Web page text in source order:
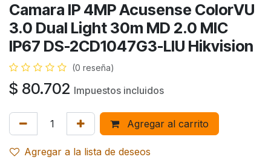
Camara IP 4MP Acusense ColorVU
3.0 Dual Light 30m MD 2.0 MIC
IP67 DS-2CD1047G3-LIU Hikvision
(0 reseña)
$ 80.702 Impuestos incluidos
Agregar al carrito
Agregar a la lista de deseos